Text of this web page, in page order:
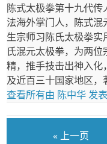
陈式太极拳第十九代
法海外掌门人，陈式
生宗师习陈氏太极拳
氏混元太极拳，为两
精，推手技击出神入
及近百三十国家地区，
查看所有由 陈中华 发
« 上一页